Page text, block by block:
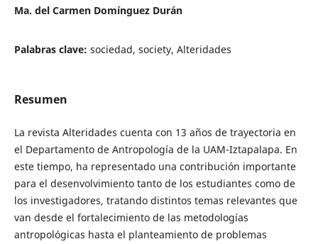
Ma. del Carmen Domínguez Durán
Palabras clave: sociedad, society, Alteridades
Resumen
La revista Alteridades cuenta con 13 años de trayectoria en
el Departamento de Antropología de la UAM-Iztapalapa. En
este tiempo, ha representado una contribución importante
para el desenvolvimiento tanto de los estudiantes como de
los investigadores, tratando distintos temas relevantes que
van desde el fortalecimiento de las metodologías
antropológicas hasta el planteamiento de problemas